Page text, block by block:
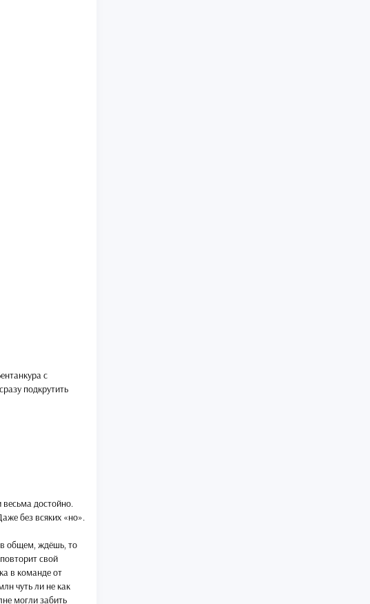
с
подкрутить
весьма достойно.
без всяких «но».
в общем, ждёшь, то
свой
в команде от
чуть ли не как
могли забить